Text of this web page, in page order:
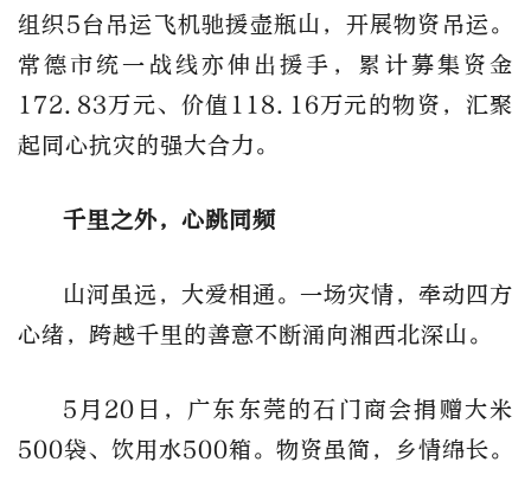
组织5台吊运飞机驰援壶瓶山，开展物资吊运。
常德市统一战线亦伸出援手，累计募集资金
172.83万元、价值118.16万元的物资，汇聚
起同心抗灾的强大合力。
千里之外，心跳同频
山河虽远，大爱相通。一场灾情，牵动四方
心绪，跨越千里的善意不断涌向湘西北深山。
5月20日，广东东莞的石门商会捐赠大米
500袋、饮用水500箱。物资虽简，乡情绵长。